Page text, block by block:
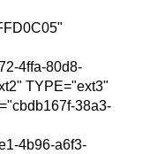
4ffa-80d8-
TYPE="ext3"
38a3-
4b96-a6f3-